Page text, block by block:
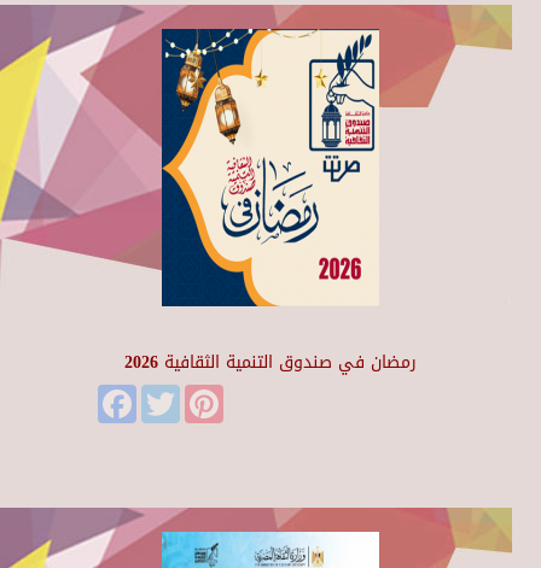
رمضان في صندوق التنمية الثقافية 2026
FacebookTwitter